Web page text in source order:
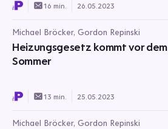
16 min. 26.05.2023
Michael Bröcker, Gordon Repinski
Heizungsgesetz kommt vor dem
Sommer
13 min. 25.05.2023
Michael Bröcker, Gordon Repinski